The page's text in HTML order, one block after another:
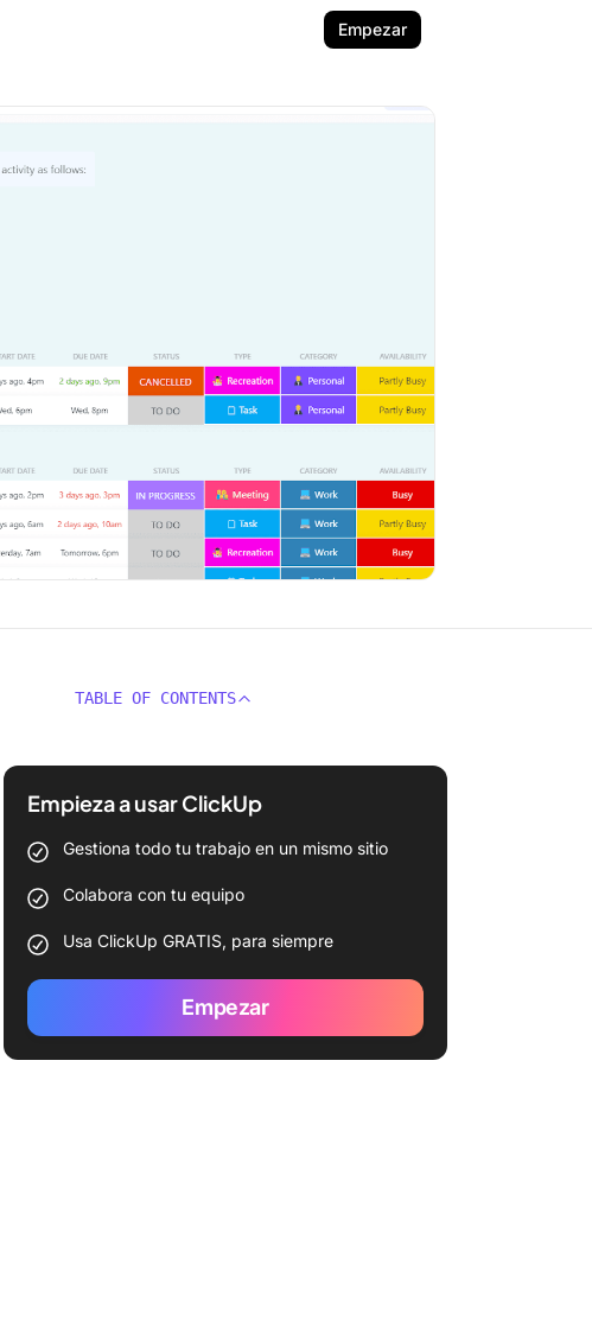
Empezar
TABLE OF CONTENTS
Empieza a usar ClickUp
Gestiona todo tu trabajo en un mismo sitio
Colabora con tu equipo
Usa ClickUp GRATIS, para siempre
Empezar